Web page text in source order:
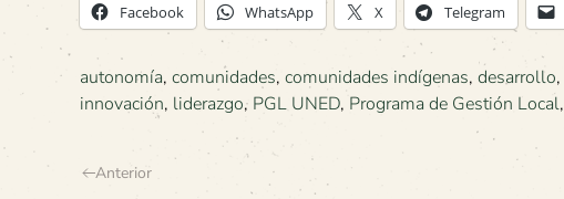
Facebook WhatsApp X Telegram
autonomía, comunidades, comunidades indígenas, desarrollo,
innovación, liderazgo, PGL UNED, Programa de Gestión Local,
Anterior